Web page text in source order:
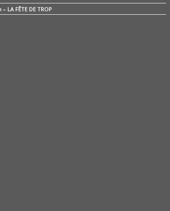
LA FÊTE DE TROP